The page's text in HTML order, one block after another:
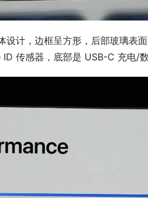
设计，边框呈方形，后部玻璃表
传感器，底部是 USB-C 充电/数